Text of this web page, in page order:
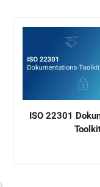
ISO 22301